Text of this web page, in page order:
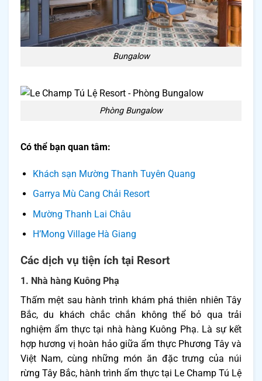
Bungalow
Phòng Bungalow
Có thể bạn quan tâm:
Khách sạn Mường Thanh Tuyên Quang
Garrya Mù Cang Chải Resort
Mường Thanh Lai Châu
H’Mong Village Hà Giang
Các dịch vụ tiện ích tại Resort
1. Nhà hàng Kuông Phạ
Thấm mệt sau hành trình khám phá thiên nhiên Tây
Bắc, du khách chắc chắn không thể bỏ qua trải
nghiệm ẩm thực tại nhà hàng Kuông Phạ. Là sự kết
hợp hương vị hoàn hảo giữa ẩm thực Phương Tây và
Việt Nam, cùng những món ăn đặc trưng của núi
rừng Tây Bắc, hành trình ẩm thực tại Le Champ Tú Lệ